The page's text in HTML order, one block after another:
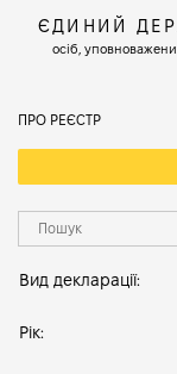
ЄДИНИЙ
осіб,
ПРО РЕЄСТР
Вид декларації:
Рік: